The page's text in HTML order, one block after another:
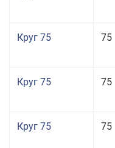
Круг 75 75
Круг 75 75
Круг 75 75